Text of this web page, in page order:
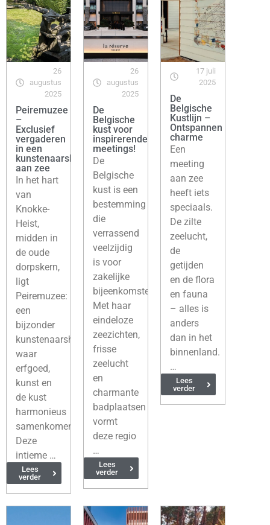
26
augustus
2025
Peiremuzee
–
Exclusief
vergaderen
in een
kunstenaarshuis
aan zee
In het hart
van
Knokke-
Heist,
midden in
de oude
dorpskern,
ligt
Peiremuzee:
een
bijzonder
kunstenaarshuis
waar
erfgoed,
kunst en
de kust
harmonieus
samenkomen.
Deze
intieme …
Lees
verder
26
augustus
2025
De
Belgische
kust voor
inspirerende
meetings!
De
Belgische
kust is een
bestemming
die
verrassend
veelzijdig
is voor
zakelijke
bijeenkomsten.
Met haar
eindeloze
zeezichten,
frisse
zeelucht
en
charmante
badplaatsen
vormt
deze regio
…
Lees
verder
17 juli
2025
De
Belgische
Kustlijn –
Ontspannen
charme
Een
meeting
aan zee
heeft iets
speciaals.
De zilte
zeelucht,
de
getijden
en de flora
en fauna
– alles is
anders
dan in het
binnenland.
…
Lees
verder